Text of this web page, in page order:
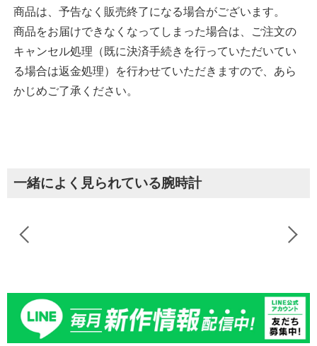
商品は、予告なく販売終了になる場合がございます。
商品をお届けできなくなってしまった場合は、ご注文の
キャンセル処理（既に決済手続きを行っていただいてい
る場合は返金処理）を行わせていただきますので、あら
かじめご了承ください。
一緒によく見られている腕時計